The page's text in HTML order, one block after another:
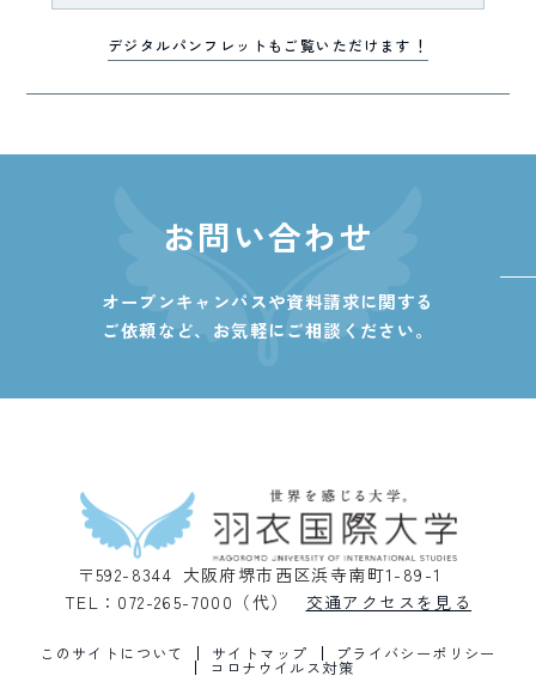
デジタルパンフレットもご覧いただけます！
お問い合わせ
オープンキャンパスや資料請求に関する
ご依頼など、 お気軽にご相談ください。
〒592-8344 大阪府堺市西区浜寺南町1-89-1
TEL：072-265-7000（代）
交通アクセスを見る
このサイトについて サイトマップ プライバシーポリシー
コロナウイルス対策